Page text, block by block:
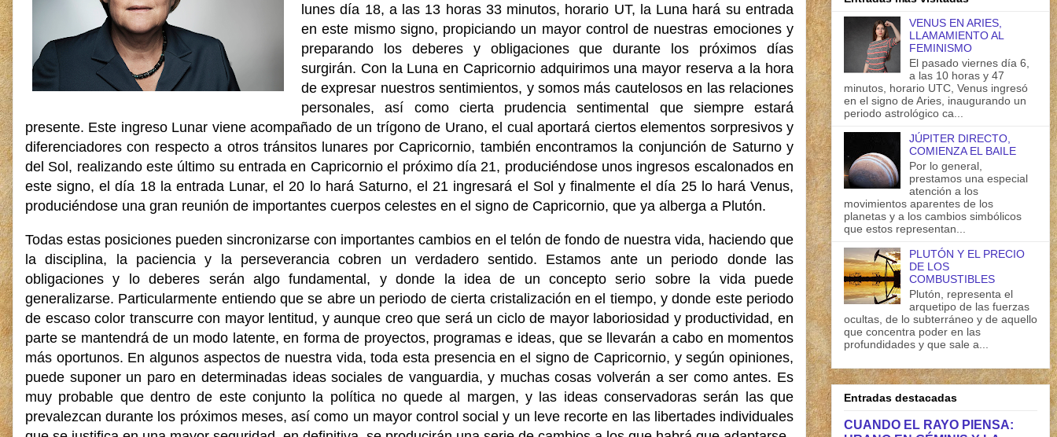
lunes día 18, a las 13 horas 33 minutos, horario UT, la Luna hará su entrada
en este mismo signo, propiciando un mayor control de nuestras emociones y
preparando los deberes y obligaciones que durante los próximos días
surgirán. Con la Luna en Capricornio adquirimos una mayor reserva a la hora
de expresar nuestros sentimientos, y somos más cautelosos en las relaciones
personales, así como cierta prudencia sentimental que siempre estará
presente. Este ingreso Lunar viene acompañado de un trígono de Urano, el cual aportará ciertos elementos sorpresivos y
diferenciadores con respecto a otros tránsitos lunares por Capricornio, también encontramos la conjunción de Saturno y
del Sol, realizando este último su entrada en Capricornio el próximo día 21, produciéndose unos ingresos escalonados en
este signo, el día 18 la entrada Lunar, el 20 lo hará Saturno, el 21 ingresará el Sol y finalmente el día 25 lo hará Venus,
produciéndose una gran reunión de importantes cuerpos celestes en el signo de Capricornio, que ya alberga a Plutón.
Todas estas posiciones pueden sincronizarse con importantes cambios en el telón de fondo de nuestra vida, haciendo que
la disciplina, la paciencia y la perseverancia cobren un verdadero sentido. Estamos ante un periodo donde las
obligaciones y lo deberes serán algo fundamental, y donde la idea de un concepto serio sobre la vida puede
generalizarse. Particularmente entiendo que se abre un periodo de cierta cristalización en el tiempo, y donde este periodo
de escaso color transcurre con mayor lentitud, y aunque creo que será un ciclo de mayor laboriosidad y productividad, en
parte se mantendrá de un modo latente, en forma de proyectos, programas e ideas, que se llevarán a cabo en momentos
más oportunos. En algunos aspectos de nuestra vida, toda esta presencia en el signo de Capricornio, y según opiniones,
puede suponer un paro en determinadas ideas sociales de vanguardia, y muchas cosas volverán a ser como antes. Es
muy probable que dentro de este conjunto la política no quede al margen, y las ideas conservadoras serán las que
prevalezcan durante los próximos meses, así como un mayor control social y un leve recorte en las libertades individuales
VENUS EN ARIES,
LLAMAMIENTO AL
FEMINISMO
El pasado viernes día 6,
a las 10 horas y 47
minutos, horario UTC, Venus ingresó
en el signo de Aries, inaugurando un
periodo astrológico ca...
JÚPITER DIRECTO,
COMIENZA EL BAILE
Por lo general,
prestamos una especial
atención a los
movimientos aparentes de los
planetas y a los cambios simbólicos
que estos representan...
PLUTÓN Y EL PRECIO
DE LOS
COMBUSTIBLES
Plutón, representa el
arquetipo de las fuerzas
ocultas, de lo subterráneo y de aquello
que concentra poder en las
profundidades y que sale a...
Entradas destacadas
CUANDO EL RAYO PIENSA: